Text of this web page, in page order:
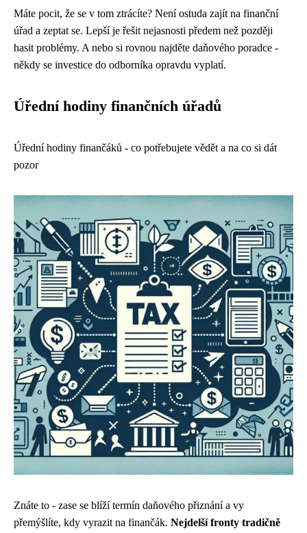
Máte pocit, že se v tom ztrácíte? Není ostuda zajít na finanční
úřad a zeptat se. Lepší je řešit nejasnosti předem než později
hasit problémy. A nebo si rovnou najděte daňového poradce -
někdy se investice do odborníka opravdu vyplatí.
Úřední hodiny finančních úřadů
Úřední hodiny finančáků - co potřebujete vědět a na co si dát
pozor
Znáte to - zase se blíží termín daňového přiznání a vy
přemýšlíte, kdy vyrazit na finančák. Nejdelší fronty tradičně